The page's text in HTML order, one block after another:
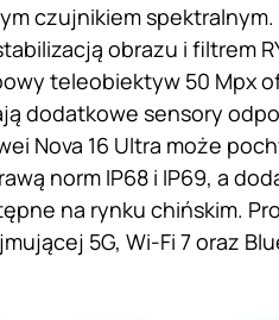
czujnikiem
obrazu i filtrem
teleobiektyw 50 Mpx
dodatkowe sensory
Nova 16 Ultra może
norm IP68 i IP69, a
na rynku chińskim.
5G, Wi-Fi 7 oraz